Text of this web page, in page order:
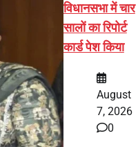
विधानसभा में चार
सालों का रिपोर्ट
कार्ड पेश किया
August
7, 2026
0